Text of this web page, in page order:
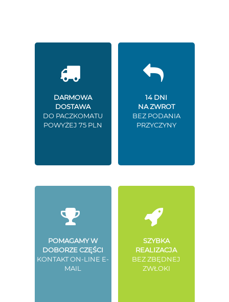
DARMOWA
DOSTAWA
DO PACZKOMATU
POWYŻEJ 75 PLN
14 DNI
NA ZWROT
BEZ PODANIA
PRZYCZYNY
POMAGAMY W
DOBORZE CZĘŚCI
KONTAKT ON-LINE E-
MAIL
SZYBKA
REALIZACJA
BEZ ZBĘDNEJ
ZWŁOKI